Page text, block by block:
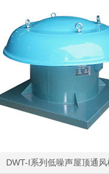
DWT-I系列低噪声屋顶通风